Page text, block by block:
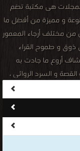
هى مكتبة تضم
و مميزة من أفضل ما
من مختلف أرجاء المعمور
ذوق و طموح القراء
أروع ما جادت به
و السرد الروائي ،
.. الأعداد
الخضراء .. كوكتيل
الخمسة .. الشياطين 13 .. صرخة الرعب .. روايات عربية
.. روايات فانتزيا ..
.. قصص و روايات